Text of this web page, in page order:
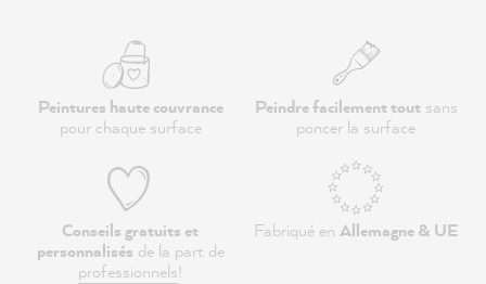
Peintures haute couvrance
pour chaque surface
Peindre facilement toutsans
poncer la surface
Conseils gratuits et
personnalisés de la part de
professionnels!
Fabriqué en Allemagne & UE